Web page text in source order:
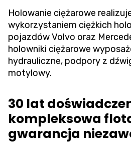
Holowanie ciężarowe
wykorzystaniem ciężkich
pojazdów Volvo oraz
holowniki ciężarowe
hydrauliczne, podpory z
motylowy.
30 lat
kompleksowa
gwarancja